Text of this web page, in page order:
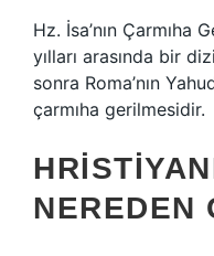
Hz. İsa’nın Çarmıha
yılları arasında bir
sonra Roma’nın
çarmıha gerilmesidir.
NEREDEN